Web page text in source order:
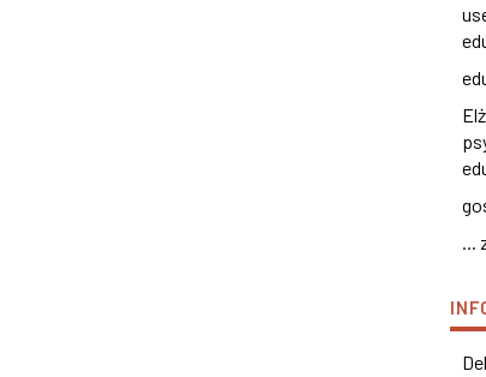
...